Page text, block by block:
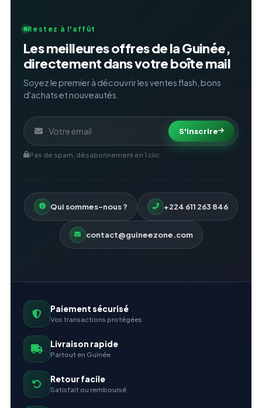
Restez à l'affût
Les meilleures offres de la Guinée,
directement dans votre boîte mail
Soyez le premier à découvrir les ventes flash, bons
d'achats et nouveautés.
S'inscrire
Pas de spam, désabonnement en 1 clic.
Qui sommes-nous ? +224 611 263 846
contact@guineezone.com
Paiement sécurisé
Vos transactions protégées
Livraison rapide
Partout en Guinée
Retour facile
Satisfait ou remboursé